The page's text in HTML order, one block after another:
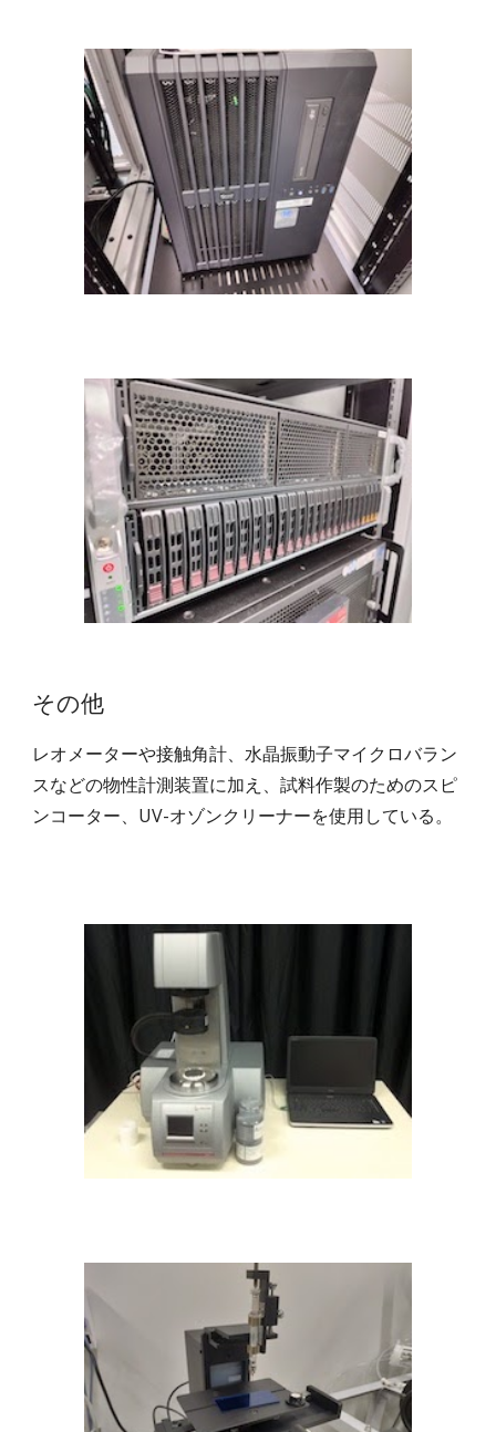
その他
レオメーターや接触角計、水晶振動子マイクロバラン
スなどの物性計測装置に加え、試料作製のためのスピ
ンコーター、UV-オゾンクリーナーを使用している。